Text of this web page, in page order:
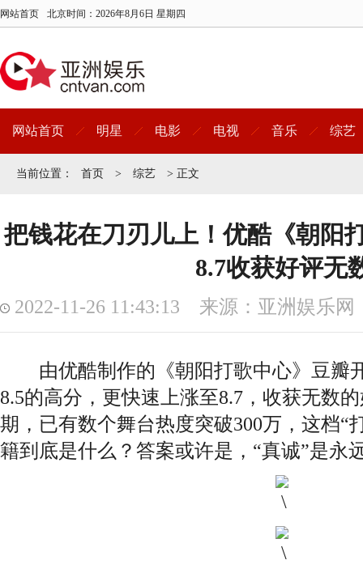
网站首页 北京时间： 2026年8月6日 星期四
网站首页 明星 电影 电视 音乐 综艺
当前位置： 首页 > 综艺 > 正文
把钱花在刀刃儿上！优酷《朝阳
8.7收获好评无
2022-11-26 11:43:13 来源：亚洲娱乐网
由优酷制作的《朝阳打歌中心》豆瓣
8.5的高分，更快速上涨至8.7，收获无数
期，已有数个舞台热度突破300万，这档“
籍到底是什么？答案或许是，“真诚”是永